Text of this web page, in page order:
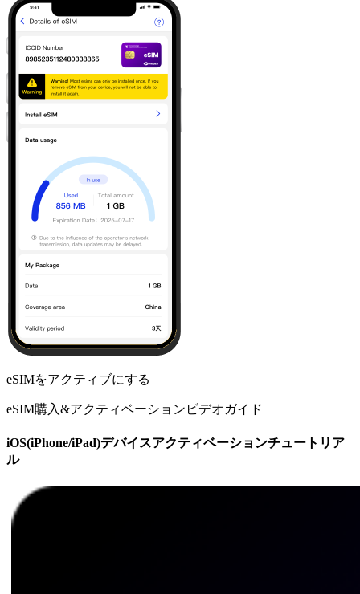
eSIMをアクティブにする
eSIM購入&アクティベーションビデオガイド
iOS(iPhone/iPad)デバイスアクティベーションチュートリア
ル